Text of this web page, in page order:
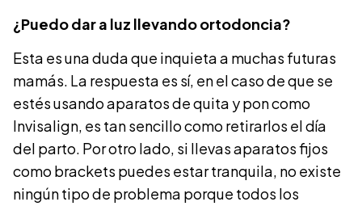
¿Puedo dar a luz llevando ortodoncia?
Esta es una duda que inquieta a muchas futuras
mamás. La respuesta es sí, en el caso de que se
estés usando aparatos de quita y pon como
Invisalign, es tan sencillo como retirarlos el día
del parto. Por otro lado, si llevas aparatos fijos
como brackets puedes estar tranquila, no existe
ningún tipo de problema porque todos los